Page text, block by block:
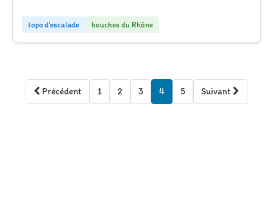
topo d'escalade bouches du Rhône
Précédent 1 2 3 4 5 Suivant